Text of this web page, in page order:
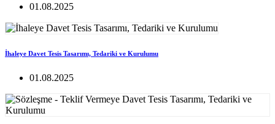
01.08.2025
İhaleye Davet Tesis Tasarımı, Tedariki ve Kurulumu
01.08.2025